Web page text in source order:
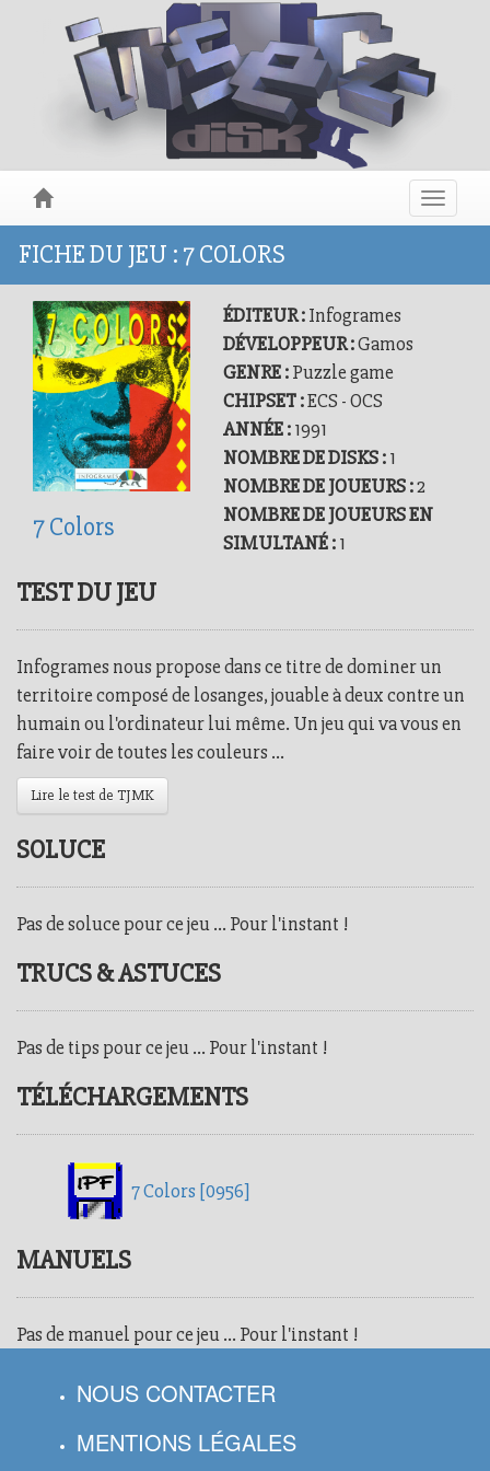
Toggle
FICHE DU JEU : 7 COLORS
7 Colors
ÉDITEUR :Infogrames
DÉVELOPPEUR :Gamos
GENRE :Puzzle game
CHIPSET :ECS - OCS
ANNÉE :1991
NOMBRE DE DISKS :1
NOMBRE DE JOUEURS :2
NOMBRE DE JOUEURS EN
SIMULTANÉ :1
TEST DU JEU
Infogrames nous propose dans ce titre de dominer un
territoire composé de losanges, jouable à deux contre un
humain ou l'ordinateur lui même. Un jeu qui va vous en
faire voir de toutes les couleurs ...
Lire le test de TJMK
SOLUCE
Pas de soluce pour ce jeu ... Pour l'instant !
TRUCS & ASTUCES
Pas de tips pour ce jeu ... Pour l'instant !
TÉLÉCHARGEMENTS
7 Colors [0956]
MANUELS
Pas de manuel pour ce jeu ... Pour l'instant !
NOUS CONTACTER
MENTIONS LÉGALES